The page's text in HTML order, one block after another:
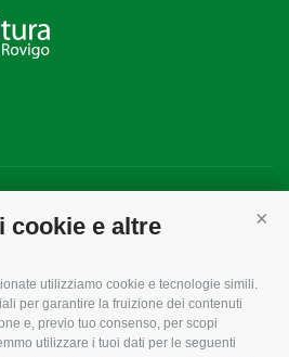
cookie e altre
utilizziamo cookie e tecnologie simili.
per garantire la fruizione dei contenuti
e, previo tuo consenso, per scopi
utilizzare i tuoi dati per le seguenti
CONFAGRICOLTURA
INFORMA